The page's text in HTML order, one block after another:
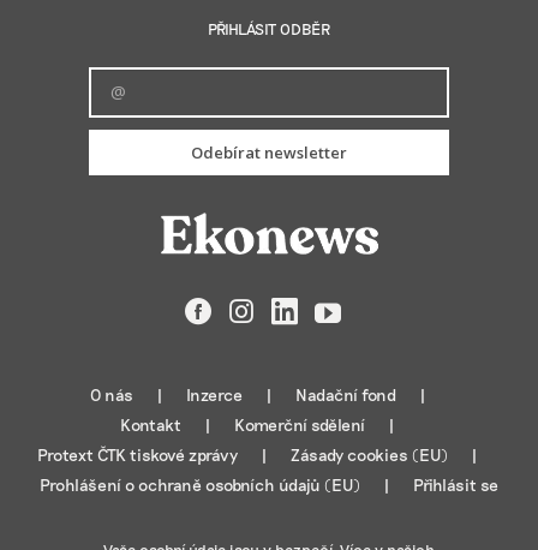
PŘIHLÁSIT ODBĚR
Odebírat newsletter
FacebookInstagramLinkedIn
YouTube
O nás Inzerce
Nadační fond
Kontakt
Komerční sdělení
Protext ČTK tiskové zprávy
Zásady cookies (EU)
Prohlášení o ochraně osobních údajů (EU)
Přihlásit se